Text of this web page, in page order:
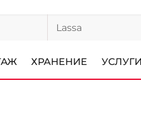
ХРАНЕНИЕ УСЛУГИ